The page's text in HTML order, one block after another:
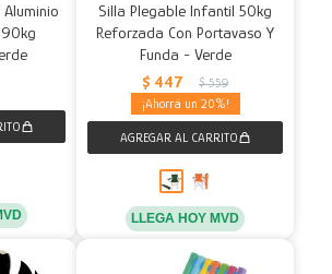
Silla Plegable Infantil 50kg
Reforzada Con Portavaso Y
Funda - Verde
$ 447 $ 559
20
LLEGA HOY MVD